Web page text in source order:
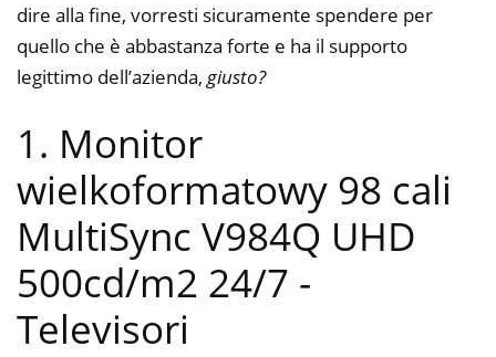
dire alla fine, vorresti sicuramente spendere per
quello che è abbastanza forte e ha il supporto
legittimo dell’azienda, giusto?
1. Monitor
wielkoformatowy 98 cali
MultiSync V984Q UHD
500cd/m2 24/7 -
Televisori